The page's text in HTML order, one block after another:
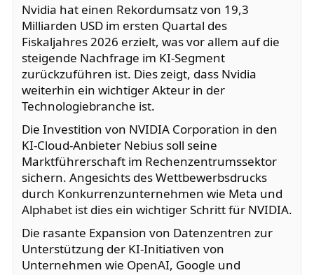
Nvidia hat einen Rekordumsatz von 19,3
Milliarden USD im ersten Quartal des
Fiskaljahres 2026 erzielt, was vor allem auf die
steigende Nachfrage im KI-Segment
zurückzuführen ist. Dies zeigt, dass Nvidia
weiterhin ein wichtiger Akteur in der
Technologiebranche ist.
Die Investition von NVIDIA Corporation in den
KI-Cloud-Anbieter Nebius soll seine
Marktführerschaft im Rechenzentrumssektor
sichern. Angesichts des Wettbewerbsdrucks
durch Konkurrenzunternehmen wie Meta und
Alphabet ist dies ein wichtiger Schritt für NVIDIA.
Die rasante Expansion von Datenzentren zur
Unterstützung der KI-Initiativen von
Unternehmen wie OpenAI, Google und